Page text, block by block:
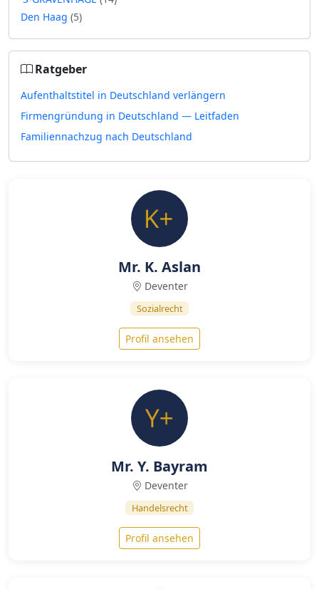
Den Haag (5)
Ratgeber
Aufenthaltstitel in Deutschland verlängern
Firmengründung in Deutschland — Leitfaden
Familiennachzug nach Deutschland
Mr. K. Aslan
Deventer
Sozialrecht
Profil ansehen
Mr. Y. Bayram
Deventer
Handelsrecht
Profil ansehen